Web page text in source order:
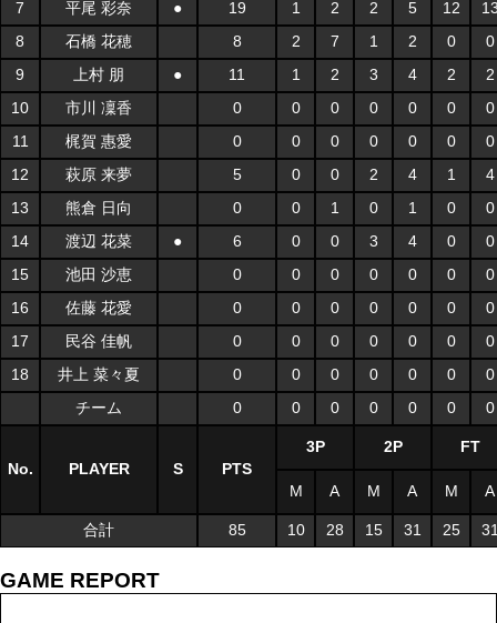
7
平尾 彩奈 ● 19 1 2 2 5 12
8
石橋 花穂 8 2 7 1 2 0
0
9
上村 朋 ● 11 1 2 3 4 2
2
10
市川 凜香 0 0 0 0 0 0
0
11
梶賀 惠愛 0 0 0 0 0 0
0
12
萩原 来夢 5 0 0 2 4 1
4
13
熊倉 日向 0 0 1 0 1 0
0
14
渡辺 花菜 ● 6 0 0 3 4 0
0
15
池田 沙恵 0 0 0 0 0 0
0
16
佐藤 花愛 0 0 0 0 0 0
0
17
民谷 佳帆 0 0 0 0 0 0
0
18
井上 菜々夏 0 0 0 0 0 0
0
チーム
0 0 0 0 0 0 0
No. PLAYER S PTS
3P 2P FT
M A M A M A
合計 85 10 28 15 31 25
GAME REPORT